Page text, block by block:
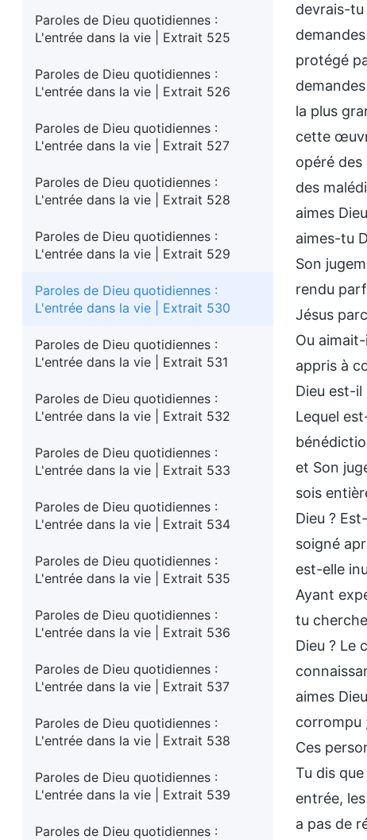
Paroles de Dieu quotidiennes :
L'entrée dans la vie | Extrait 525
Paroles de Dieu quotidiennes :
L'entrée dans la vie | Extrait 526
Paroles de Dieu quotidiennes :
L'entrée dans la vie | Extrait 527
Paroles de Dieu quotidiennes :
L'entrée dans la vie | Extrait 528
Paroles de Dieu quotidiennes :
L'entrée dans la vie | Extrait 529
Paroles de Dieu quotidiennes :
L'entrée dans la vie | Extrait 530
Paroles de Dieu quotidiennes :
L'entrée dans la vie | Extrait 531
Paroles de Dieu quotidiennes :
L'entrée dans la vie | Extrait 532
Paroles de Dieu quotidiennes :
L'entrée dans la vie | Extrait 533
Paroles de Dieu quotidiennes :
L'entrée dans la vie | Extrait 534
Paroles de Dieu quotidiennes :
L'entrée dans la vie | Extrait 535
Paroles de Dieu quotidiennes :
L'entrée dans la vie | Extrait 536
Paroles de Dieu quotidiennes :
L'entrée dans la vie | Extrait 537
Paroles de Dieu quotidiennes :
L'entrée dans la vie | Extrait 538
Paroles de Dieu quotidiennes :
L'entrée dans la vie | Extrait 539
Paroles de Dieu quotidiennes :
devrais-
protégé
la plus
cette
opéré
des
aimes
aimes-tu
Son
rendu
Jésus
Ou
appris à
Dieu est-il
Lequel
et Son
sois
Dieu ?
soigné
est-elle
Ayant
tu
Dieu ? Le
aimes
corrompu
Ces
Tu dis
entrée,
a pas de